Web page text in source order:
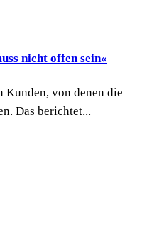
nicht offen sein«
Kunden, von denen die
Das berichtet...